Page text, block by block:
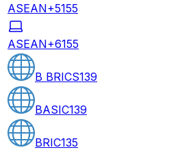
ASEAN+5155
ASEAN+6155
B BRICS139
BASIC139
BRIC135